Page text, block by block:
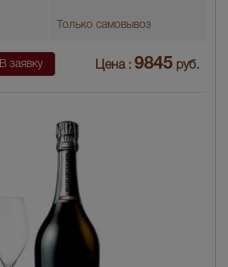
Только самовывоз
В заявку Цена : 9845 руб.